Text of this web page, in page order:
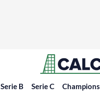
Serie B Serie C Champions